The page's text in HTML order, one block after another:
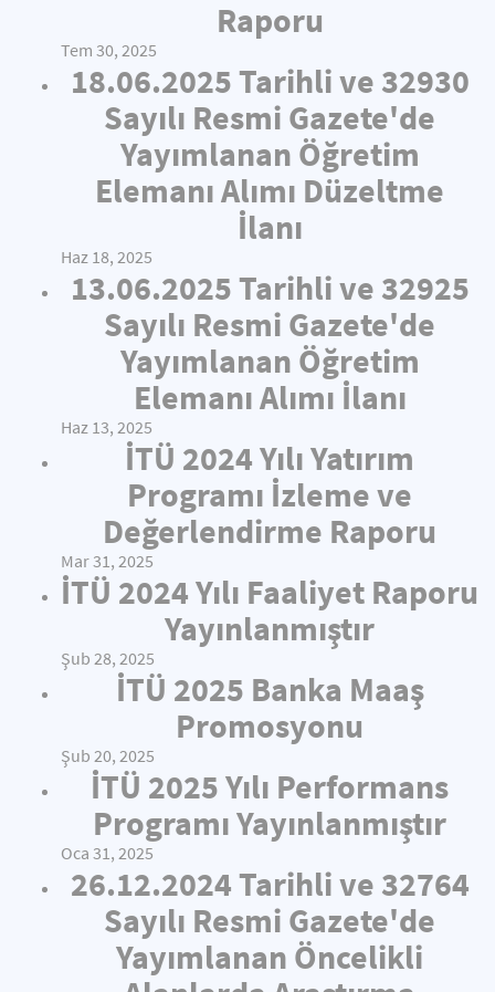
Raporu
Tem 30, 2025
18.06.2025 Tarihli ve 32930
Sayılı Resmi Gazete'de
Yayımlanan Öğretim
Elemanı Alımı Düzeltme
İlanı
Haz 18, 2025
13.06.2025 Tarihli ve 32925
Sayılı Resmi Gazete'de
Yayımlanan Öğretim
Elemanı Alımı İlanı
Haz 13, 2025
İTÜ 2024 Yılı Yatırım
Programı İzleme ve
Değerlendirme Raporu
Mar 31, 2025
İTÜ 2024 Yılı Faaliyet Raporu
Yayınlanmıştır
Şub 28, 2025
İTÜ 2025 Banka Maaş
Promosyonu
Şub 20, 2025
İTÜ 2025 Yılı Performans
Programı Yayınlanmıştır
Oca 31, 2025
26.12.2024 Tarihli ve 32764
Sayılı Resmi Gazete'de
Yayımlanan Öncelikli